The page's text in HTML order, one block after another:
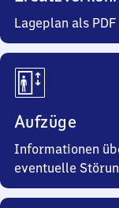
Lageplan als PDF
Aufzüge
Informationen
eventuelle